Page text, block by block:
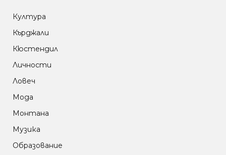
Култура
Кърджали
Кюстендил
Личности
Ловеч
Мода
Монтана
Музика
Образование